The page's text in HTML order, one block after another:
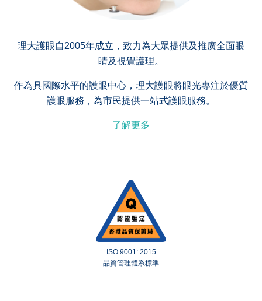
理大護眼自2005年成立，致力為大眾提供及推廣全面眼
睛及視覺護理。
作為具國際水平的護眼中心，理大護眼將眼光專注於優質
護眼服務，為市民提供一站式護眼服務。
了解更多
ISO 9001: 2015
品質管理體系標準